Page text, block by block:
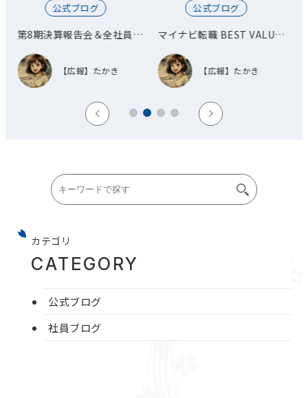
公式ブログ
第8期決算報告会＆全社員総
【広報】たかき
公式ブログ
マイナビ転職 BEST VALUE
AWARD 優秀賞を受賞しまし
た！
【広報】たかき
オフ
カテゴリ
CATEGORY
公式ブログ
社員ブログ